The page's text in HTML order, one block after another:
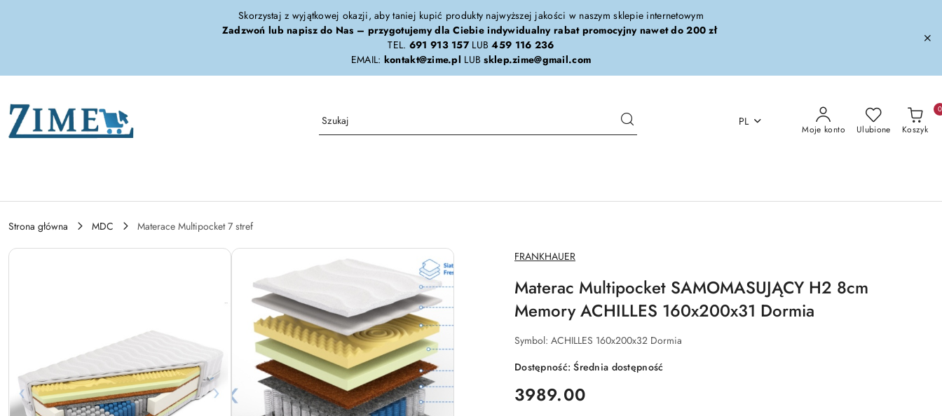
Skorzystaj z wyjątkowej okazji, aby taniej kupić produkty najwyższej jakości w naszym sklepie internetowym
Zadzwoń lub napisz do Nas – przygotujemy dla Ciebie indywidualny rabat promocyjny nawet do 200 zł
TEL. 691 913 157LUB459 116 236
EMAIL: kontakt@zime.pl LUBsklep.zime@gmail.com
PL
Moje konto Ulubione Koszyk
0
Strona główna MDC
Materace Multipocket 7 stref
NAZWA
PRODUCENTA:
FRANKHAUER
Materac Multipocket SAMOMASUJĄCY H2 8cm
Memory ACHILLES 160x200x31 Dormia
Symbol: ACHILLES 160x200x32 Dormia
Dostępność:Średnia dostępność
cena:
3989.00